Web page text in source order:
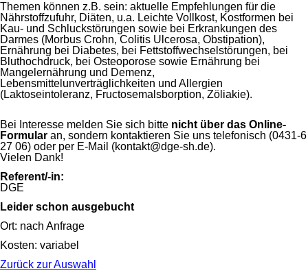
Themen können z.B. sein: aktuelle Empfehlungen für die
Nährstoffzufuhr, Diäten, u.a. Leichte Vollkost, Kostformen bei
Kau- und Schluckstörungen sowie bei Erkrankungen des
Darmes (Morbus Crohn, Colitis Ulcerosa, Obstipation),
Ernährung bei Diabetes, bei Fettstoffwechselstörungen, bei
Bluthochdruck, bei Osteoporose sowie Ernährung bei
Mangelernährung und Demenz,
Lebensmittelunverträglichkeiten und Allergien
(Laktoseintoleranz, Fructosemalsborption, Zöliakie).
Bei Interesse melden Sie sich bitte nicht über das Online-
Formular an, sondern kontaktieren Sie uns telefonisch (0431-6
27 06) oder per E-Mail (kontakt@dge-sh.de).
Vielen Dank!
Referent/-in:
DGE
Leider schon ausgebucht
Ort: nach Anfrage
Kosten: variabel
Zurück zur Auswahl